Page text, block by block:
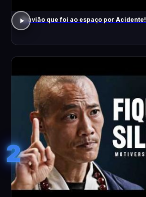
O avião que foi ao espaço por Acidente!
2